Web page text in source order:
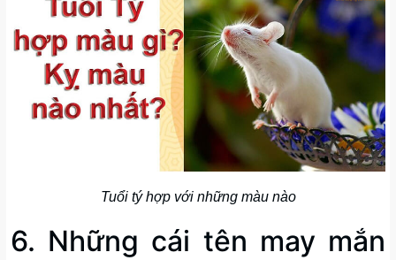
Tuổi tý hợp với những màu nào
6. Những cái tên may mắn